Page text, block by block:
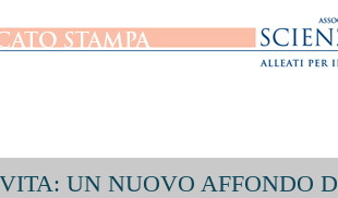
UN NUOVO AFFONDO